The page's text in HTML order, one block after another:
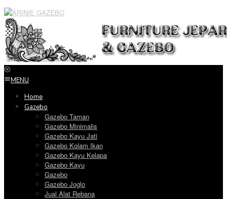
Loncat
ke
konten
MENU
Home
Gazebo
Gazebo Taman
Gazebo Minimalis
Gazebo Kayu Jati
Gazebo Kolam Ikan
Gazebo Kayu Kelapa
Gazebo Kayu
Gazebo
Gazebo Joglo
Jual Alat Rebana